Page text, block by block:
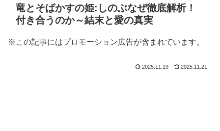
竜とそばかすの姫:しのぶなぜ徹底解析！
付き合うのか～結末と愛の真実
※この記事にはプロモーション広告が含まれています。
2025.11.19 2025.11.21